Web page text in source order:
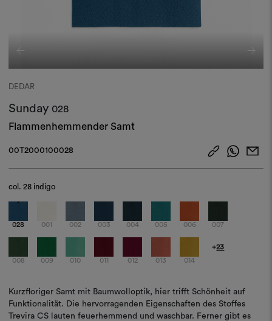
DEDAR
Sunday 028
Flammenhemmender Samt
00T2000100028
col.28 indigo
028 001 002 003 004 005 006 007
008 009 010 011 012 013 014
+23
Kurzfloriger Samt mit Baumwolloptik, hier trifft Schönheit auf
Funktionalität. Die hervorragenden Eigenschaften des Stoffes
Trevira CS lauten feuerhemmend und waschbar. Ferner gibt es